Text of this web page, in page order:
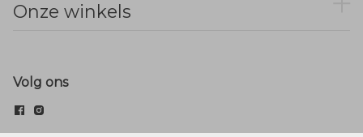
Onze winkels
Volg ons